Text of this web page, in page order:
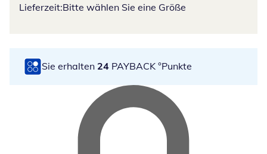
Lieferzeit:Bitte wählen Sie eine Größe
Sie erhalten 24 PAYBACK °Punkte